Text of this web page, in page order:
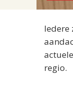
Iedere
regio.